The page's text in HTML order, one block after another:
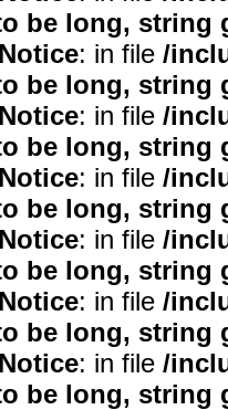
be long, string
: in file /
be long, string
: in file /
be long, string
: in file /
be long, string
: in file /
be long, string
: in file /
be long, string
: in file /
be long, string